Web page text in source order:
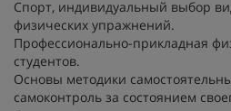
Спорт, индивидуальный выбор
физических упражнений.
Профессионально-прикладная
студентов.
Основы методики
самоконтроль за состоянием